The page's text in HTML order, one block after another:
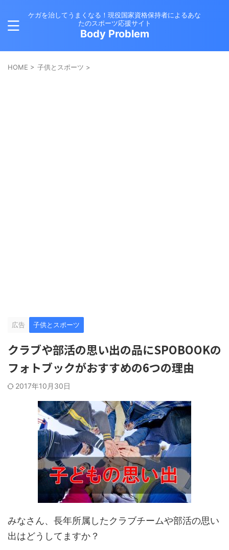
ケガを治してうまくなる！現役国家資格保持者によるあな
たのスポーツ応援サイト
Body Problem
HOME > 子供とスポーツ >
広告 子供とスポーツ
クラブや部活の思い出の品にSPOBOOKの
フォトブックがおすすめの6つの理由
2017年10月30日
みなさん、長年所属したクラブチームや部活の思い
出はどうしてますか？